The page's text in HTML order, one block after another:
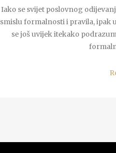
Iako se svijet poslovnog
smislu formalnosti i pravila, ipak
se još uvijek itekako